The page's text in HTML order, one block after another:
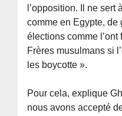
l’opposition. Il ne sert
comme en Egypte, de
élections comme l’ont
Frères musulmans si
les boycotte ».
Pour cela, explique
nous avons accepté